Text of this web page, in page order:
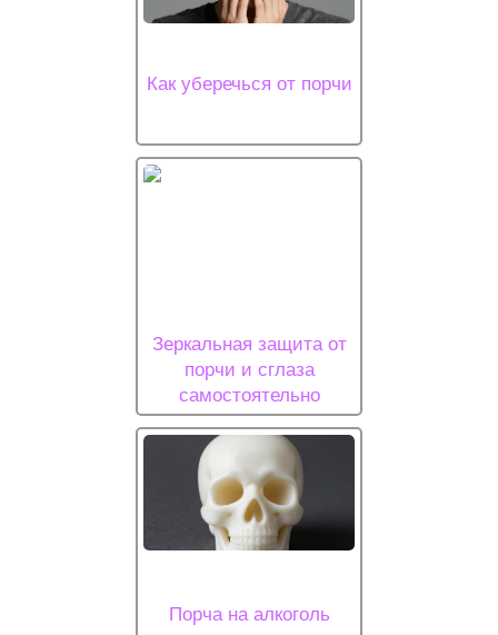
Как уберечься от порчи
Зеркальная защита от
порчи и сглаза
самостоятельно
Порча на алкоголь